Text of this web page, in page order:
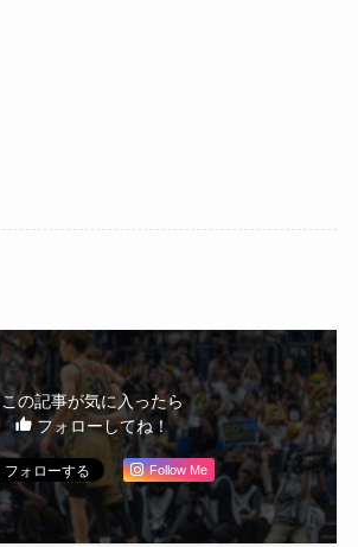
この記事が気に入ったら
フォローしてね！
Follow Me